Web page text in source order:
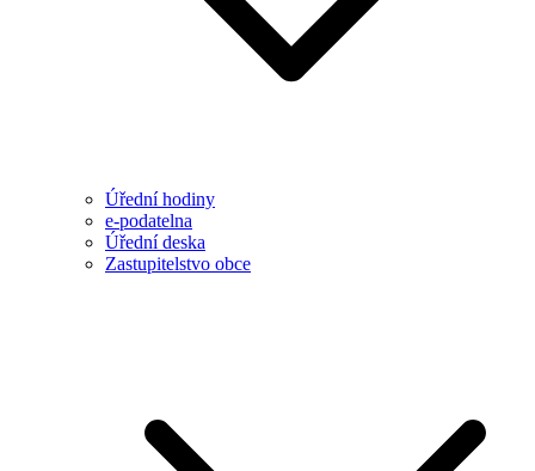
Úřední hodiny
e-podatelna
Úřední deska
Zastupitelstvo obce